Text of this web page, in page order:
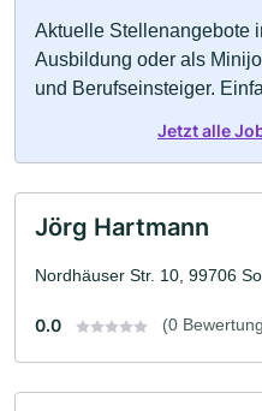
Aktuelle Stellenangebote
Ausbildung oder als
und Berufseinsteiger.
Jetzt alle
Jörg Hartmann
Nordhäuser Str. 10, 99706
0.0 (0